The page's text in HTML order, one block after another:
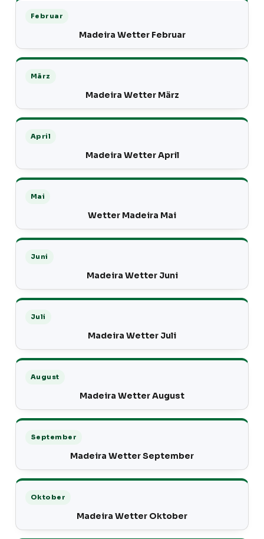
Februar
Madeira Wetter Februar
März
Madeira Wetter März
April
Madeira Wetter April
Mai
Wetter Madeira Mai
Juni
Madeira Wetter Juni
Juli
Madeira Wetter Juli
August
Madeira Wetter August
September
Madeira Wetter September
Oktober
Madeira Wetter Oktober